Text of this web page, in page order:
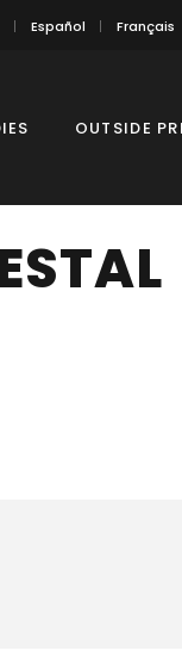
Español Français
OUTSIDE